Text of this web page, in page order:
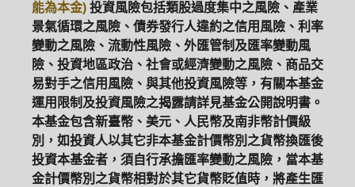
能為本金) 投資風險包括類股過度集中之風險、產業
景氣循環之風險、債券發行人違約之信用風險、利率
變動之風險、流動性風險、外匯管制及匯率變動風
險、投資地區政治、社會或經濟變動之風險、商品交
易對手之信用風險、與其他投資風險等，有關本基金
運用限制及投資風險之揭露請詳見基金公開說明書。
本基金包含新臺幣、美元、人民幣及南非幣計價級
別，如投資人以其它非本基金計價幣別之貨幣換匯後
投資本基金者，須自行承擔匯率變動之風險，當本基
金計價幣別之貨幣相對於其它貨幣貶值時，將產生匯